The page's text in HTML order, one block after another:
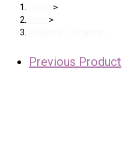
>
>
Previous Product